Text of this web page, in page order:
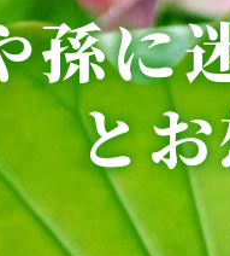
孫に
と